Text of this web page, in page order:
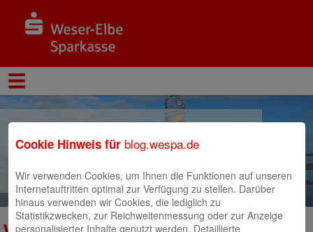
Der Blog der Weser-Elbe
Cookie Hinweis für blog.wespa.de
Wir verwenden Cookies, um Ihnen die Funktionen auf unseren
Internetauftritten optimal zur Verfügung zu stellen. Darüber
hinaus verwenden wir Cookies, die lediglich zu
Statistikzwecken, zur Reichweitenmessung oder zur Anzeige
personalisierter Inhalte genutzt werden. Detaillierte